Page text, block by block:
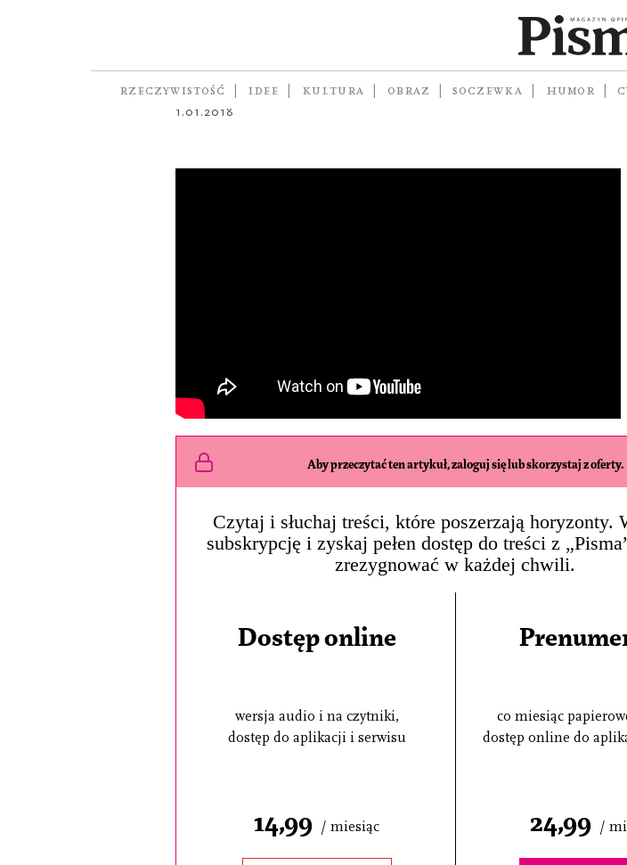
RZECZYWISTOŚĆ IDEE KULTURA OBRAZ SOCZEWKA HUMOR
Zachwycić czytelnika
autorka KATARZYNA KAZIMIEROWSKA
1.01.2018
Aby przeczytać ten artykuł, zaloguj się lub skorzystaj z oferty.
Czytaj i słuchaj treści, które poszerzają horyzonty.
subskrypcję i zyskaj pełen dostęp do treści z
zrezygnować w każdej chwili.
Dostęp online
wersja audio i na czytniki,
dostęp do aplikacji i serwisu
14,99 / miesiąc
co miesiąc
dostęp online do
24,99 /